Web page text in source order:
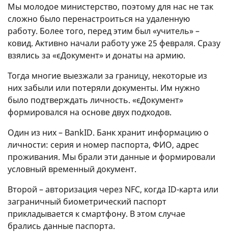
ведомства Михаила Федорова – мало людей, но с
высокой эффективностью, все должно
происходить быстро, а результат должен быть
ощутим здесь и сейчас.
людях».
Мы молодое министерство, поэтому для нас не так
сложно было перенастроиться на удаленную
работу. Более того, перед этим был «учитель» –
ковид. Активно начали работу уже 25 февраля. Сразу
взялись за «єДокумент» и донаты на армию.
Тогда многие выезжали за границу, некоторые из
них забыли или потеряли документы. Им нужно
было подтверждать личность. «єДокумент»
формировался на основе двух подходов.
Один из них – BankID. Банк хранит информацию о
личности: серия и номер паспорта, ФИО, адрес
проживания. Мы брали эти данные и формировали
условный временный документ.
Второй – авторизация через NFC, когда ID-карта или
заграничный биометрический паспорт
прикладывается к смартфону. В этом случае
брались данные паспорта.